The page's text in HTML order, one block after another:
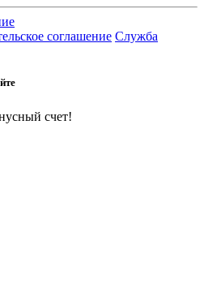
соглашение Служба
счет!